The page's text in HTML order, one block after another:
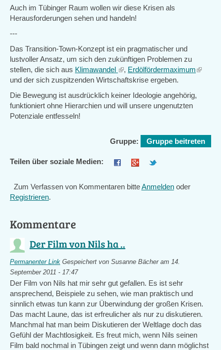
Auch im Tübinger Raum wollen wir diese Krisen als
Herausforderungen sehen und handeln!
---
Das Transition-Town-Konzept ist ein pragmatischer und
lustvoller Ansatz, um sich den zukünftigen Problemen zu
stellen, die sich aus Klimawandel (link
is
, Erdölfördermaximum(link
und der sich zuspitzenden Wirtschaftskrise ergeben.
Die Bewegung ist ausdrücklich keiner Ideologie angehörig,
funktioniert ohne Hierarchien und will unsere ungenutzten
Potenziale entfesseln!
Gruppe: Gruppe beitreten
Teilen über soziale Medien:
Zum Verfassen von Kommentaren bitteAnmeldenoder
Registrieren.
Kommentare
Der Film von Nils ha ..
Permanenter Link Gespeichert von Susanne Bächeram 14.
September 2011 - 17:47
Der Film von Nils hat mir sehr gut gefallen. Es ist sehr
ansprechend, Beispiele zu sehen, wie man praktisch und
sinnlich etwas tun kann zur Überwindung der großen Krisen.
Das macht Laune, das ist erfreulicher als nur zu diskutieren.
Manchmal hat man beim Diskutieren der Weltlage doch das
Gefühl der Machtlosigkeit. Es freut mich, wenn Nils seinen
Film bald nochmal in Tübingen zeigt und wenn dann möglichst